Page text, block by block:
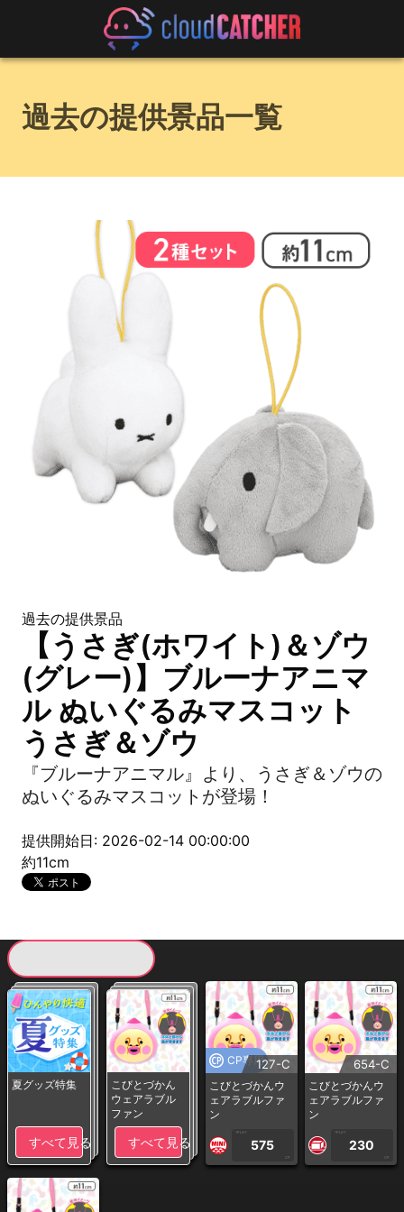
過去の提供景品一覧
過去の提供景品
【うさぎ(ホワイト)＆ゾウ
(グレー)】ブルーナアニマ
ル ぬいぐるみマスコット
うさぎ＆ゾウ
『ブルーナアニマル』より、うさぎ＆ゾウの
ぬいぐるみマスコットが登場！
提供開始日: 2026-02-14 00:00:00
約11cm
夏グッズ特集
すべて見る
こびとづかん
ウェアラブル
ファン
すべて見る
CP専用127-C
こびとづかんウ
ェアラブルファ
ン
1PLAY
575
CP
654-C
こびとづかんウ
ェアラブルファ
ン
1PLAY
230
CP